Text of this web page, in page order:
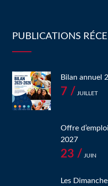
PUBLICATIONS
Bilan annuel
7 / JUILLET
Offre
2027
23 / JUIN
Les